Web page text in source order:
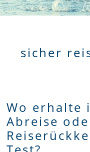
sicher
Wo erhalte
Abreise